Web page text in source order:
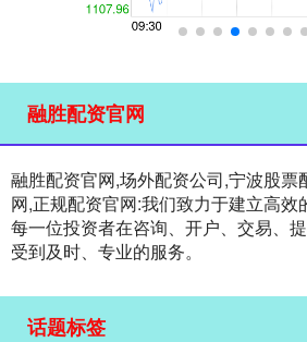
融胜配资官网
融胜配资官网,场外配资公司,宁波股票
网,正规配资官网:我们致力于建立高
每一位投资者在咨询、开户、交易、
受到及时、专业的服务。
话题标签